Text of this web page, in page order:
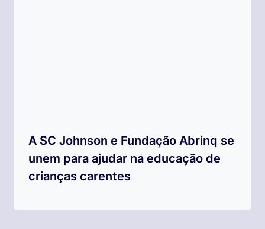
A SC Johnson e Fundação Abrinq se
unem para ajudar na educação de
crianças carentes